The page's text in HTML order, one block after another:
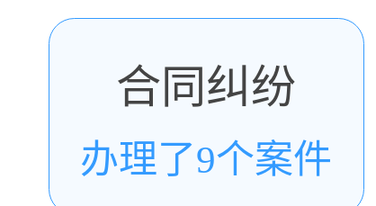
合同纠纷
办理了9个案件